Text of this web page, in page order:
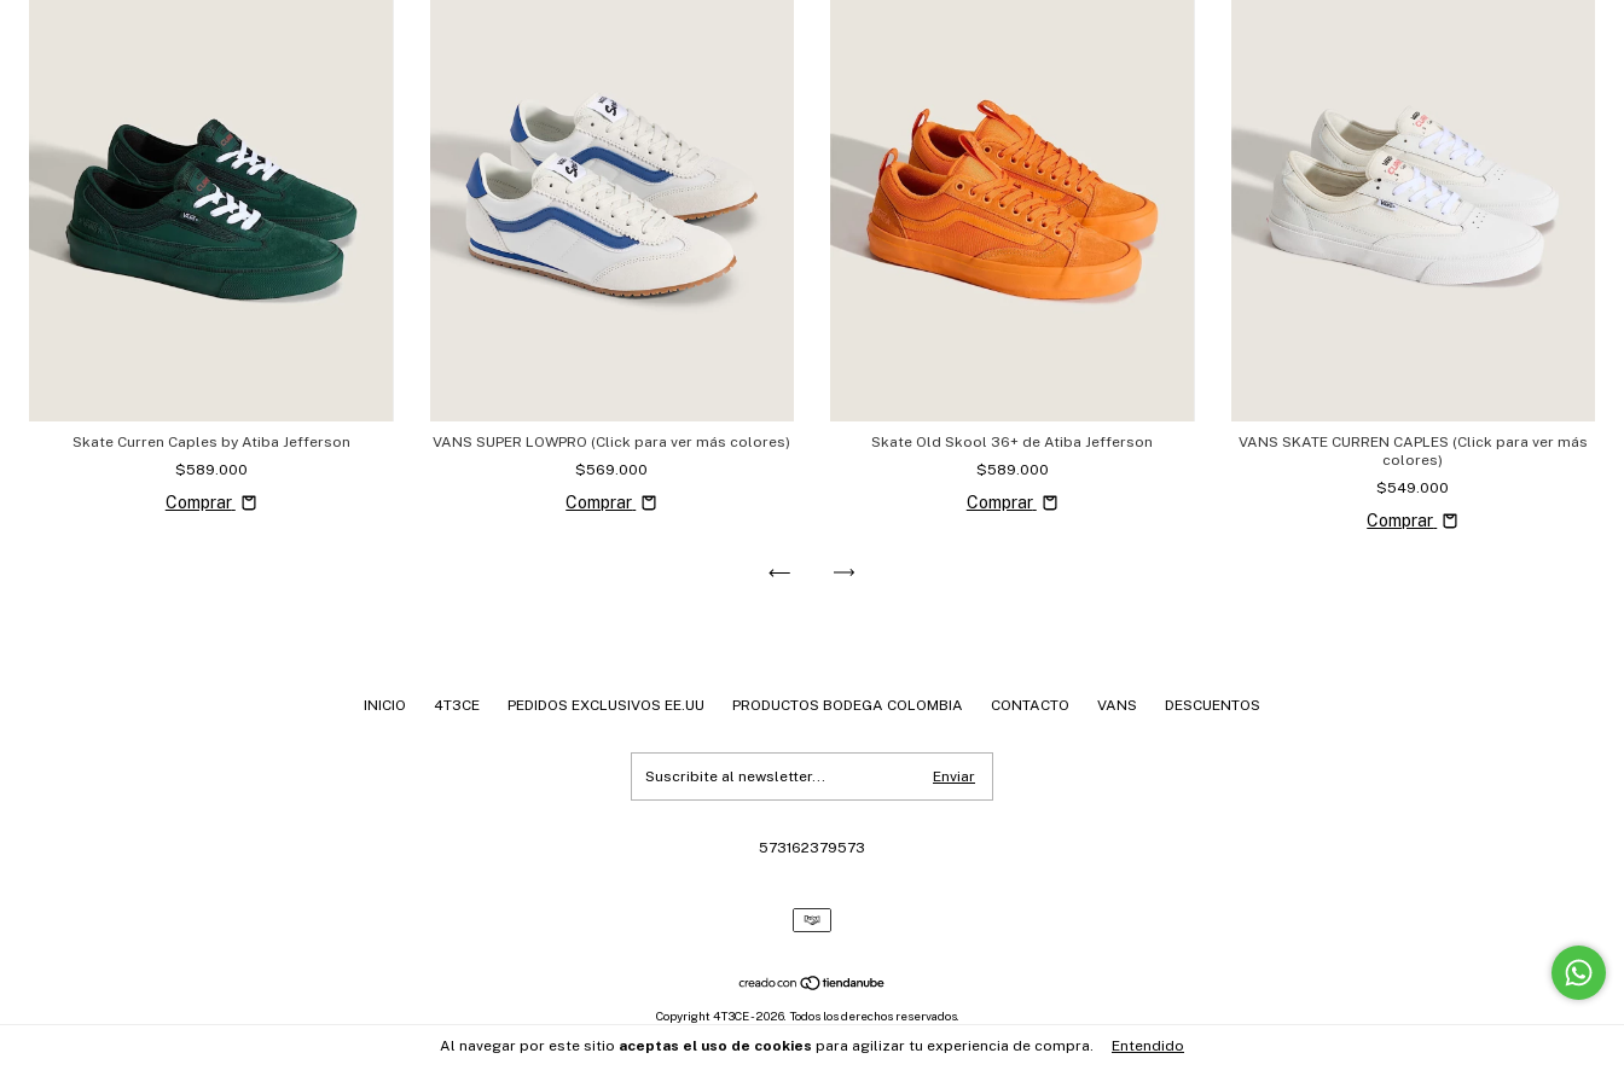
Al navegar por este sitio aceptas el uso de cookies para agilizar tu experiencia de compra. Entendido
Skate Curren Caples by Atiba Jefferson
$589.000
Comprar
VANS SUPER LOWPRO (Click para ver más colores)
$569.000
Comprar
Skate Old Skool 36+ de Atiba Jefferson
$589.000
Comprar
VANS SKATE CURREN CAPLES (Click para ver más
colores)
$549.000
Comprar
INICIO 4T3CE PEDIDOS EXCLUSIVOS EE.UU PRODUCTOS BODEGA COLOMBIA CONTACTO VANS DESCUENTOS
573162379573
Copyright 4T3CE - 2026. Todos los derechos reservados.